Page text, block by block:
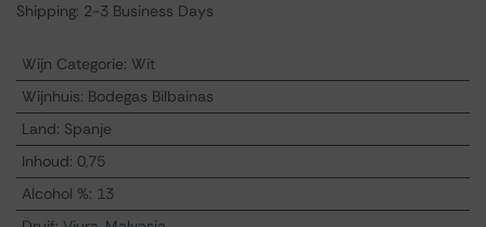
Shipping: 2-3 Business Days
Wijn Categorie: Wit
Wijnhuis: Bodegas Bilbainas
Land: Spanje
Inhoud: 0,75
Alcohol %: 13